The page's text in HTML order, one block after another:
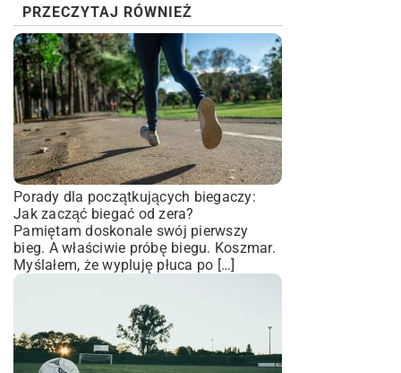
PRZECZYTAJ RÓWNIEŻ
Porady dla początkujących biegaczy:
Jak zacząć biegać od zera?
Pamiętam doskonale swój pierwszy
bieg. A właściwie próbę biegu. Koszmar.
Myślałem, że wypluję płuca po […]